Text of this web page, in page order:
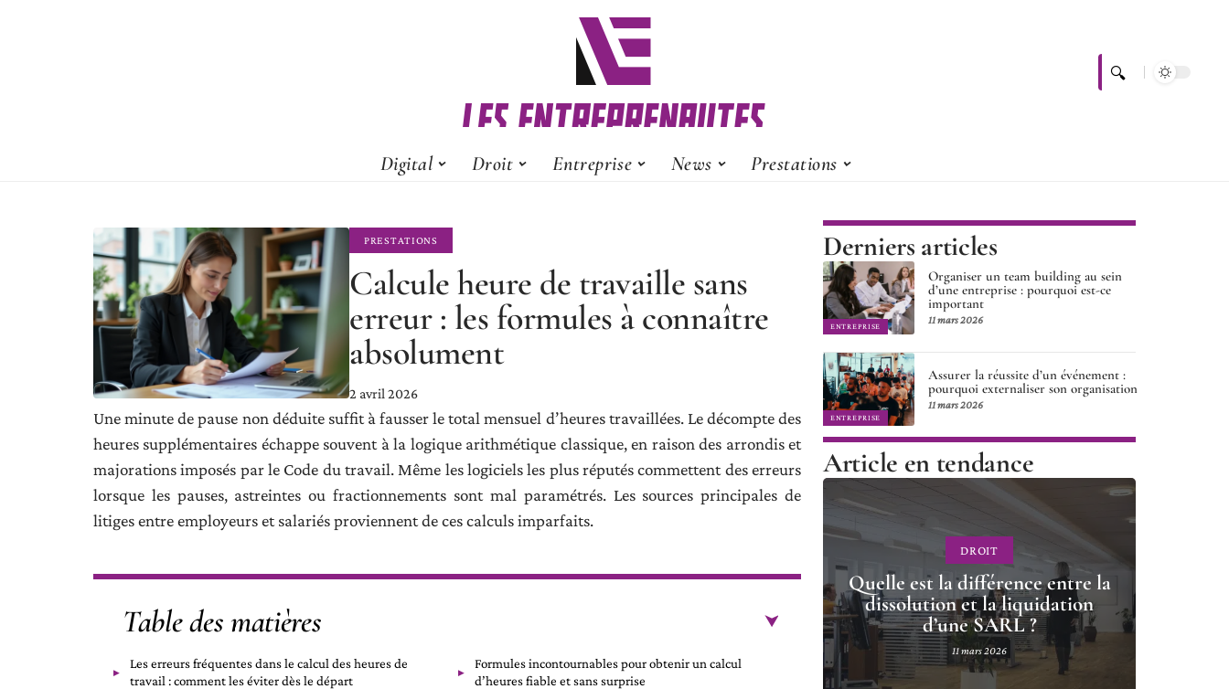
Digital Droit Entreprise News Prestations
PRESTATIONS
Calcule heure de travaille sans
erreur : les formules à connaître
absolument
2 avril 2026
Une minute de pause non déduite suffit à fausser le total mensuel d’heures travaillées. Le décompte des
heures supplémentaires échappe souvent à la logique arithmétique classique, en raison des arrondis et
majorations imposés par le Code du travail. Même les logiciels les plus réputés commettent des erreurs
lorsque les pauses, astreintes ou fractionnements sont mal paramétrés. Les sources principales de
litiges entre employeurs et salariés proviennent de ces calculs imparfaits.
Table des matières
Les erreurs fréquentes dans le calcul des heures de
travail : comment les éviter dès le départ
Formules incontournables pour obtenir un calcul
d’heures fiable et sans surprise
Derniers articles
ENTREPRISE
Organiser un team building au sein
d’une entreprise : pourquoi est-ce
important
11 mars 2026
ENTREPRISE
Assurer la réussite d’un événement :
pourquoi externaliser son organisation
11 mars 2026
Article en tendance
DROIT
Quelle est la différence entre la
dissolution et la liquidation
d’une SARL ?
11 mars 2026